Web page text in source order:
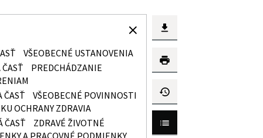
VŠEOBECNÉ USTANOVENIA
PREDCHÁDZANIE
ČASŤ
VŠEOBECNÉ POVINNOSTI
OCHRANY ZDRAVIA
ČASŤ
ZDRAVÉ ŽIVOTNÉ
A PRACOVNÉ PODMIENKY